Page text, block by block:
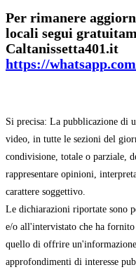
Per rimanere
locali segui
Caltanissetta401.it
https://
Si precisa: La pubblicazione di
video, in tutte le sezioni del
condivisione, totale o parziale,
rappresentare opinioni,
carattere soggettivo.
Le dichiarazioni riportate sono
e/o all'intervistato che ha
quello di offrire
approfondimenti di interesse